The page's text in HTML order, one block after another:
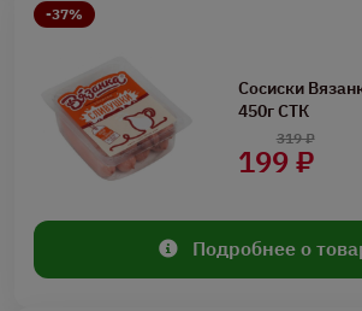
-37%
Сосиски
450г СТК
199 ₽
319 ₽
Подробнее о